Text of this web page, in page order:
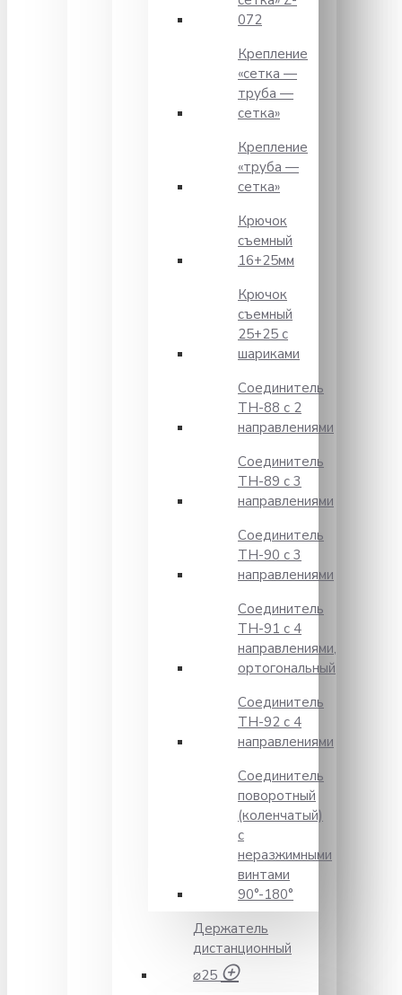
072
Крепление
«сетка —
труба —
сетка»
Крепление
«труба —
сетка»
Крючок
съемный
16+25мм
Крючок
съемный
25+25 с
шариками
Соединитель
TH-88 с 2
направлениями
Соединитель
TH-89 с 3
направлениями
Соединитель
TH-90 с 3
направлениями
Соединитель
TH-91 с 4
направлениями,
ортогональный
Соединитель
TH-92 с 4
направлениями
Соединитель
поворотный
(коленчатый)
с
неразжимными
винтами
90°-180°
Держатель
дистанционный
⌀25